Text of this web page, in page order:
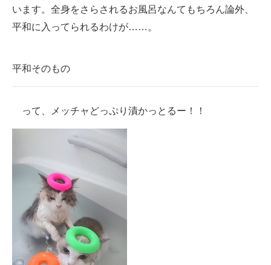
ITの今と未来を見通す
進化するPCとデバイスの未来
AI活用のいまが分かる
企業ITのトレンドを詳説
経営リーダーのコミュニティ
マーケ×ITの今がよく分かる
ITエンジニア向け専門サイト
います。全身をさらされるお風呂なんてもちろん論外、
平和に入ってられるわけが……。
平和そのもの
って、メッチャどっぷり漬かっとるー！！